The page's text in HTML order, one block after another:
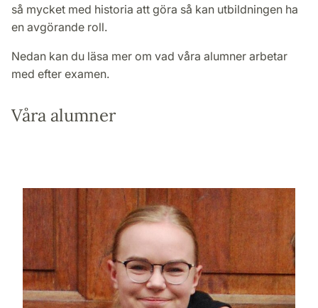
så mycket med historia att göra så kan utbildningen ha
en avgörande roll.
Nedan kan du läsa mer om vad våra alumner arbetar
med efter examen.
Våra alumner